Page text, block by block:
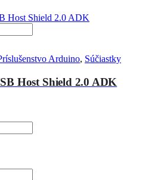
Arduino, Súčiastky
Host Shield 2.0 ADK